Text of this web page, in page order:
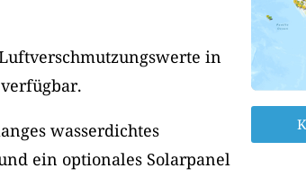
in
wasserdichtes
ein optionales Solarpanel